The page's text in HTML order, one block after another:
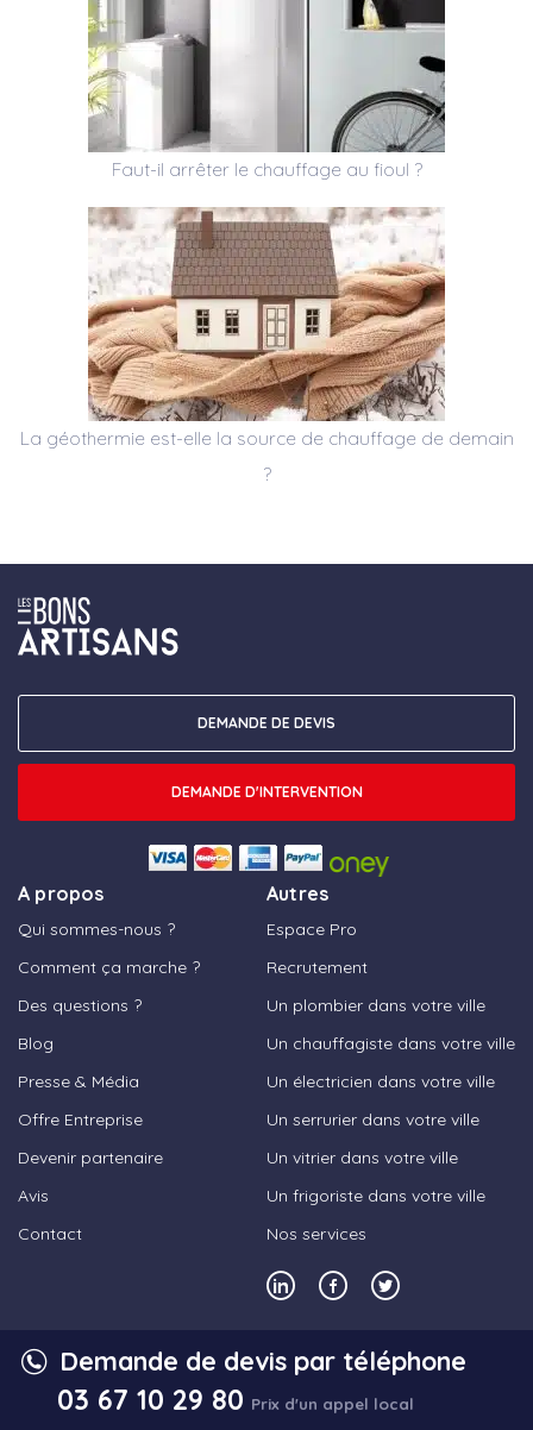
Faut-il arrêter le chauffage au fioul ?
La géothermie est-elle la source de chauffage de demain
?
A propos
Qui sommes-nous ?
Comment ça marche ?
Des questions ?
Blog
Presse & Média
Offre Entreprise
Devenir partenaire
Avis
Contact
Autres
Espace Pro
Recrutement
Un plombier dans votre ville
Un chauffagiste dans votre ville
Un électricien dans votre ville
Un serrurier dans votre ville
Un vitrier dans votre ville
Un frigoriste dans votre ville
Nos services
DEMANDE DE DEVIS
DEMANDE D'INTERVENTION
© 2023,Les Bons Artisans- Tous droits
Demande de devis par téléphone
03 67 10 29 80 Prix d'un appel local